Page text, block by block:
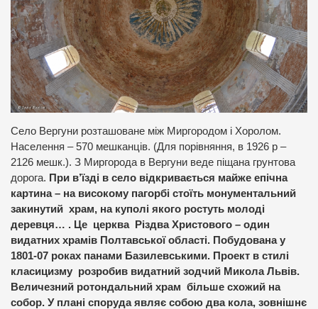
Село Вергуни розташоване між Миргородом і Хоролом.
Населення – 570 мешканців. (Для порівняння, в 1926 р –
2126 мешк.). З Миргорода в Вергуни веде піщана грунтова
дорога. При в’їзді в село відкривається майже епічна
картина – на високому пагорбі стоїть монументальний
закинутий храм, на куполі якого ростуть молоді
деревця… . Це церква Різдва Христового – один
видатних храмів Полтавської області. Побудована у
1801-07 роках панами Базилевськими. Проект в стилі
класицизму розробив видатний зодчий Микола Львів.
Величезний ротондальний храм більше схожий на
собор. У плані споруда являє собою два кола, зовнішнє